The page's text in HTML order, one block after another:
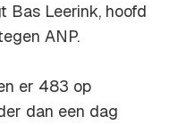
Bas Leerink, hoofd
ANP.
er 483 op
dan een dag